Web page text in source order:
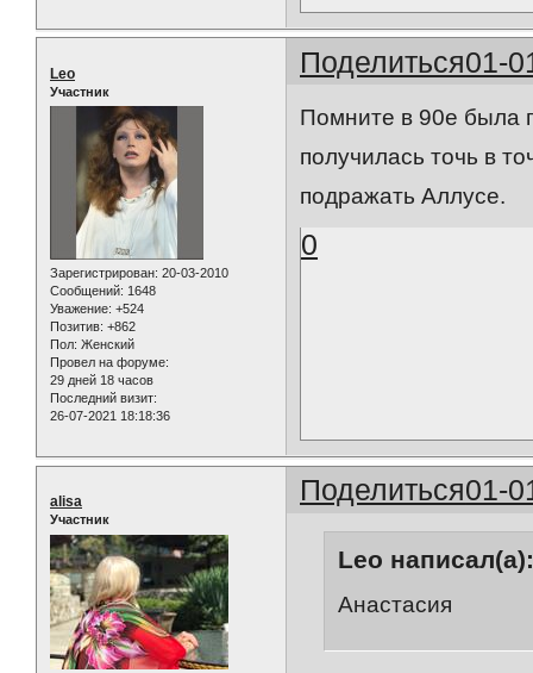
Поделиться01-
Leo
Участник
Зарегистрирован: 20-03-2010
Сообщений: 1648
Уважение: +524
Позитив: +862
Пол: Женский
Провел на форуме:
29 дней 18 часов
Последний визит:
26-07-2021 18:18:36
Помните в 90е была
получилась точь в
подражать Аллусе.
0
Поделиться01-
alisa
Участник
Leo написал(а):
Анастасия